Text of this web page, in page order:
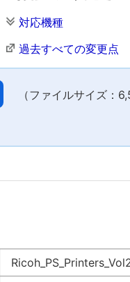
対応機種
過去すべての変更点
（ファイルサイズ：